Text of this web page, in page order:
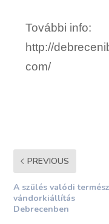
További info:
http://
com/
PREVIOUS
A szülés valódi
vándorkiállítás
Debrecenben